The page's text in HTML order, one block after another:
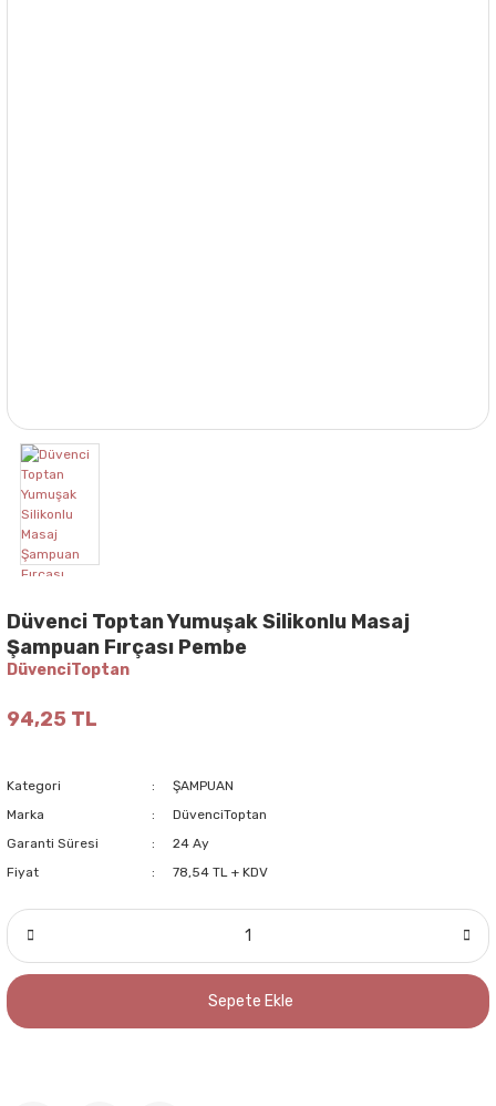
Düvenci Toptan Yumuşak Silikonlu Masaj
Şampuan Fırçası Pembe
DüvenciToptan
94,25 TL
Kategori
ŞAMPUAN
Marka
DüvenciToptan
Garanti Süresi
24 Ay
Fiyat
78,54 TL + KDV
Sepete Ekle